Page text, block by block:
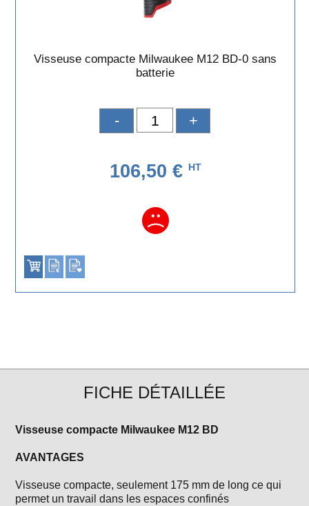
Visseuse compacte Milwaukee M12 BD-0 sans
batterie
- +
106,50 € HT
FICHE DÉTAILLÉE
Visseuse compacte Milwaukee M12 BD
AVANTAGES
Visseuse compacte, seulement 175 mm de long ce qui
permet un travail dans les espaces confinés